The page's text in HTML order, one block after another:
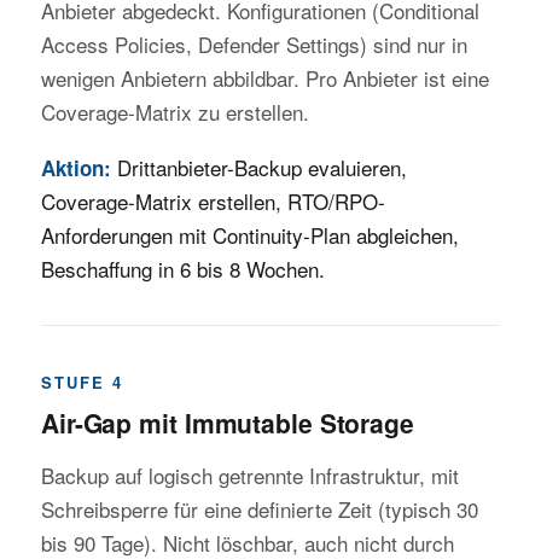
Anbieter abgedeckt. Konfigurationen (Conditional
Access Policies, Defender Settings) sind nur in
wenigen Anbietern abbildbar. Pro Anbieter ist eine
Coverage-Matrix zu erstellen.
Aktion: Drittanbieter-Backup evaluieren,
Coverage-Matrix erstellen, RTO/RPO-
Anforderungen mit Continuity-Plan abgleichen,
Beschaffung in 6 bis 8 Wochen.
STUFE 4
Air-Gap mit Immutable Storage
Backup auf logisch getrennte Infrastruktur, mit
Schreibsperre für eine definierte Zeit (typisch 30
bis 90 Tage). Nicht löschbar, auch nicht durch